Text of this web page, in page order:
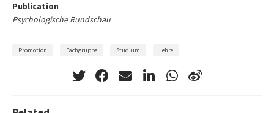
Publication
Psychologische Rundschau
Promotion Fachgruppe Studium Lehre